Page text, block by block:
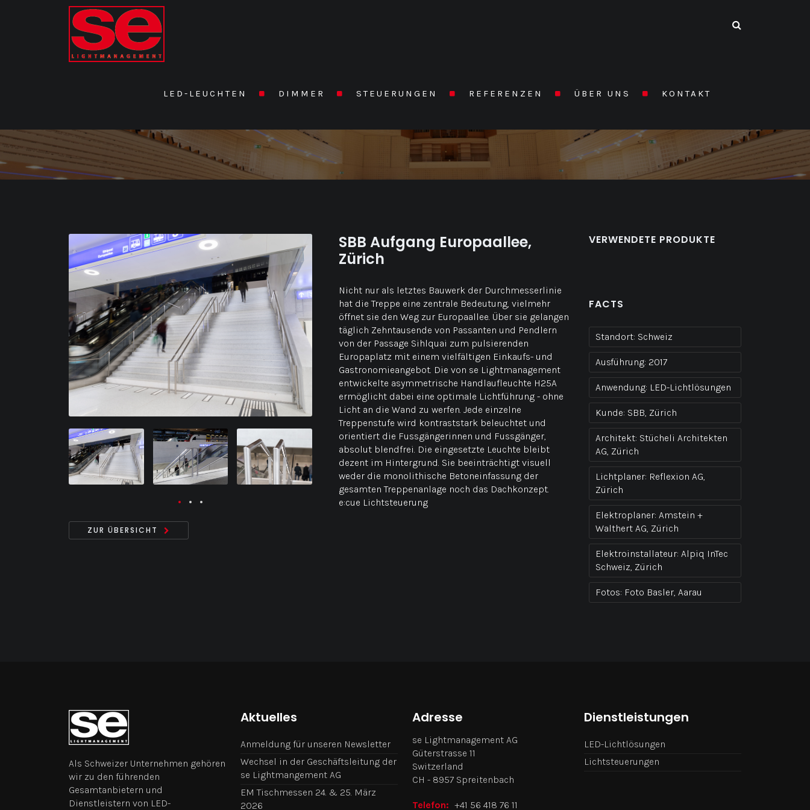
LED-LEUCHTEN DIMMER STEUERUNGEN REFERENZEN ÜBER UNS KONTAKT
SBB Aufgang Europaallee,
Zürich
Nicht nur als letztes Bauwerk der Durchmesserlinie
hat die Treppe eine zentrale Bedeutung, vielmehr
öffnet sie den Weg zur Europaallee. Über sie gelangen
täglich Zehntausende von Passanten und Pendlern
von der Passage Sihlquai zum pulsierenden
Europaplatz mit einem vielfältigen Einkaufs- und
Gastronomieangebot. Die von se Lightmanagement
entwickelte asymmetrische Handlaufleuchte H25A
ermöglicht dabei eine optimale Lichtführung - ohne
Licht an die Wand zu werfen. Jede einzelne
Treppenstufe wird kontraststark beleuchtet und
orientiert die Fussgängerinnen und Fussgänger,
absolut blendfrei. Die eingesetzte Leuchte bleibt
dezent im Hintergrund. Sie beeinträchtigt visuell
weder die monolithische Betoneinfassung der
gesamten Treppenanlage noch das Dachkonzept.
e:cue Lichtsteuerung
ZUR ÜBERSICHT
VERWENDETE PRODUKTE
FACTS
Standort: Schweiz
Ausführung: 2017
Anwendung: LED-Lichtlösungen
Kunde: SBB, Zürich
Architekt: Stücheli Architekten
AG, Zürich
Lichtplaner: Reflexion AG,
Zürich
Elektroplaner: Amstein +
Walthert AG, Zürich
Elektroinstallateur: Alpiq InTec
Schweiz, Zürich
Fotos: Foto Basler, Aarau
Als Schweizer Unternehmen gehören
wir zu den führenden
Gesamtanbietern und
Dienstleistern von LED-
Aktuelles
Anmeldung für unseren Newsletter
Wechsel in der Geschäftsleitung der
se Lightmangement AG
EM Tischmessen 24. & 25. März
2026
Adresse
se Lightmanagement AG
Güterstrasse 11
Switzerland
CH - 8957 Spreitenbach
Telefon: +41 56 418 76 11
Dienstleistungen
LED-Lichtlösungen
Lichtsteuerungen